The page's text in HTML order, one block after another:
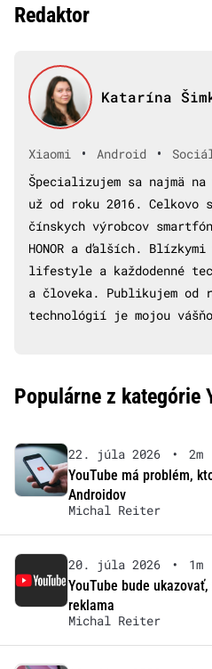
Redaktor
Katarína
Xiaomi • Android •
Špecializujem sa najmä
už od roku 2016. Celkovo
čínskych výrobcov
HONOR a ďalších.
lifestyle a každodenné
a človeka. Publikujem od
technológií je mojou
Populárne z kategórie
22. júla 2026 •
2m
YouTube má problém,
Androidov
Michal Reiter
20. júla 2026 •
1m
YouTube bude
reklama
Michal Reiter